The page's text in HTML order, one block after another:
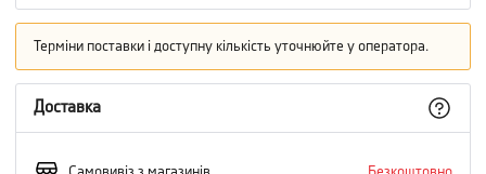
Терміни поставки і доступну кількість уточнюйте у оператора.
Доставка